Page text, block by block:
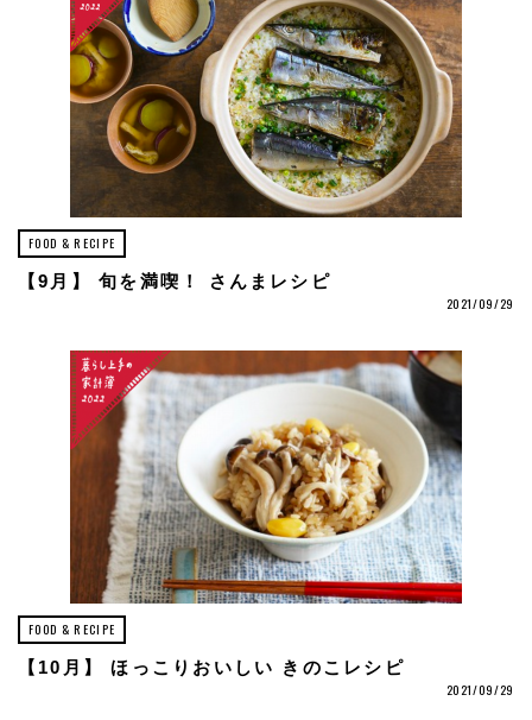
FOOD & RECIPE
【9月】 旬を満喫！ さんまレシピ
2021/09/29
FOOD & RECIPE
【10月】 ほっこりおいしい きのこレシピ
2021/09/29